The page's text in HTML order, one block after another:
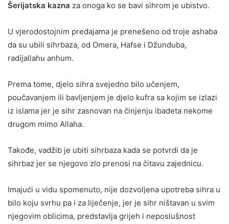
Šerijatska kazna za onoga ko se bavi sihrom je ubistvo.
U vjerodostojnim predajama je prenešeno od troje ashaba
da su ubili sihrbaza, od Omera, Hafse i Džunduba,
radijallahu anhum.
Prema tome, djelo sihra svejedno bilo učenjem,
poučavanjem ili bavljenjem je djelo kufra sa kojim se izlazi
iz islama jer je sihr zasnovan na činjenju ibadeta nekome
drugom mimo Allaha.
Takođe, vadžib je ubiti sihrbaza kada se potvrdi da je
sihrbaz jer se njegovo zlo prenosi na čitavu zajednicu.
Imajući u vidu spomenuto, nije dozvoljena upotreba sihra u
bilo koju svrhu pa i za liječenje, jer je sihr ništavan u svim
njegovim oblicima, predstavlja grijeh i neposlušnost